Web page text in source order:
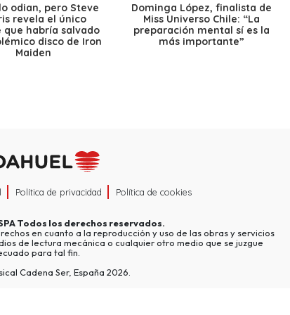
odian, pero Steve
revela el único
que habría salvado
disco de Iron
Maiden
Dominga López, finalista de
Miss Universo Chile: “La
preparación mental sí es la
más importante”
Política de privacidad Política de cookies
Todos los derechos reservados.
en cuanto a la reproducción y uso de las obras y servicios
de lectura mecánica o cualquier otro medio que se juzgue
para tal fin.
Cadena Ser, España 2026.